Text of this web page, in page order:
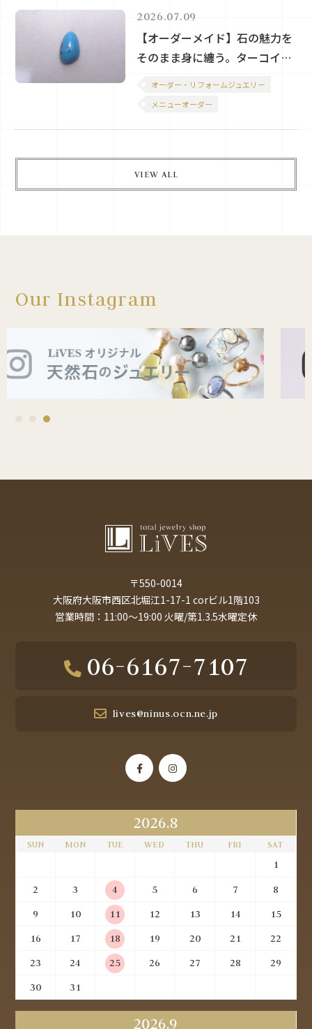
2026.07.09
【オーダーメイド】石の魅力を
そのまま身に纏う。ターコイズ
オーダー・リフォームジュエリー
メニューオーダー
VIEW ALL
Our Instagram
〒550-0014
大阪府大阪市西区北堀江1-17-1 corビル1階103
営業時間：11:00～19:00 火曜/第1.3.5水曜定休
06-6167-7107
lives@ninus.ocn.ne.jp
2026.8
SUN MON TUE WED THU FRI SAT
1
2
3 4 5 6 7
8
9
10 11 12 13 14
15
16
17 18 19 20 21
22
23
24 25 26 27 28
29
30
31
2026.9